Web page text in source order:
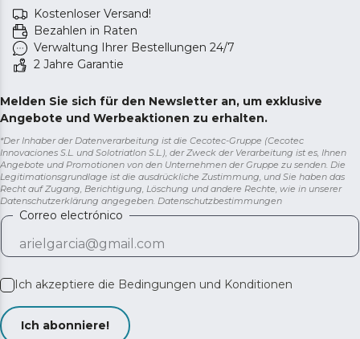
Kostenloser Versand!
Bezahlen in Raten
Verwaltung Ihrer Bestellungen 24/7
2 Jahre Garantie
Melden Sie sich für den Newsletter an, um exklusive
Angebote und Werbeaktionen zu erhalten.
*Der Inhaber der Datenverarbeitung ist die Cecotec-Gruppe (Cecotec
Innovaciones S.L. und Solotriatlon S.L.), der Zweck der Verarbeitung ist es, Ihnen
Angebote und Promotionen von den Unternehmen der Gruppe zu senden. Die
Legitimationsgrundlage ist die ausdrückliche Zustimmung, und Sie haben das
Recht auf Zugang, Berichtigung, Löschung und andere Rechte, wie in unserer
Datenschutzerklärung angegeben. Datenschutzbestimmungen
Correo electrónico
Ich akzeptiere die Bedingungen und Konditionen
Ich abonniere!